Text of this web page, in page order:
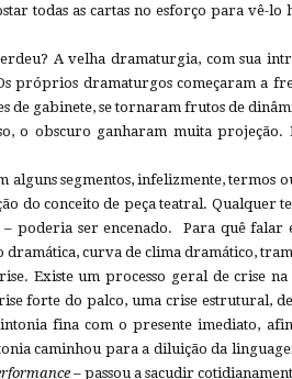
todas as cartas no esforço para vê-
A velha dramaturgia, com sua
próprios dramaturgos começaram a
de gabinete, se tornaram frutos de
o obscuro ganharam muita projeção.
alguns segmentos, infelizmente,
do conceito de peça teatral. Qualquer
– poderia ser encenado. Para quê falar
dramática, curva de clima dramático,
Existe um processo geral de crise
forte do palco, uma crise estrutural,
fina com o presente imediato,
caminhou para a diluição da
– passou a sacudir